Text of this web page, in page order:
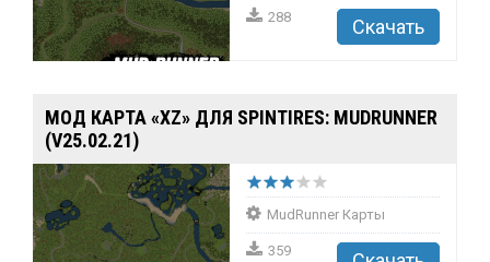
288 Скачать
МОД КАРТА «XZ» ДЛЯ SPINTIRES: MUDRUNNER
(V25.02.21)
MudRunner Карты
359